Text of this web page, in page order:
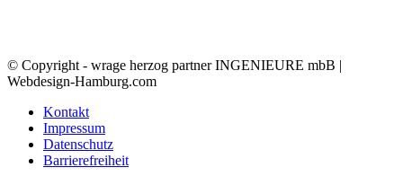
© Copyright - wrage herzog partner INGENIEURE mbB |
Webdesign-Hamburg.com
Kontakt
Impressum
Datenschutz
Barrierefreiheit